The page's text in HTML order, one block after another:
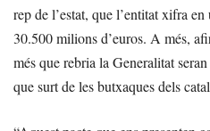
rep de l’estat, que l’entitat xifra
30.500 milions d’euros. A més,
més que rebria la Generalitat
que surt de les butxaques dels